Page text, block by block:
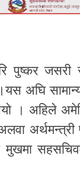
पुष्कर जसरी
अघि
। अहिले